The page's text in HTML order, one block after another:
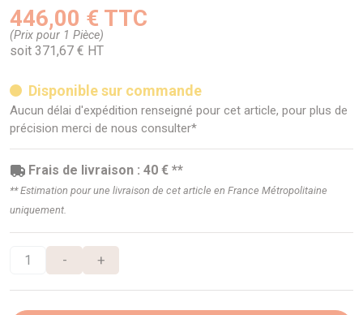
446,00 € TTC
(Prix pour 1 Pièce)
soit 371,67 € HT
Disponible sur commande
Aucun délai d'expédition renseigné pour cet article, pour plus de
précision merci de nous consulter*
Frais de livraison : 40 € **
** Estimation pour une livraison de cet article en France Métropolitaine
uniquement.
- +